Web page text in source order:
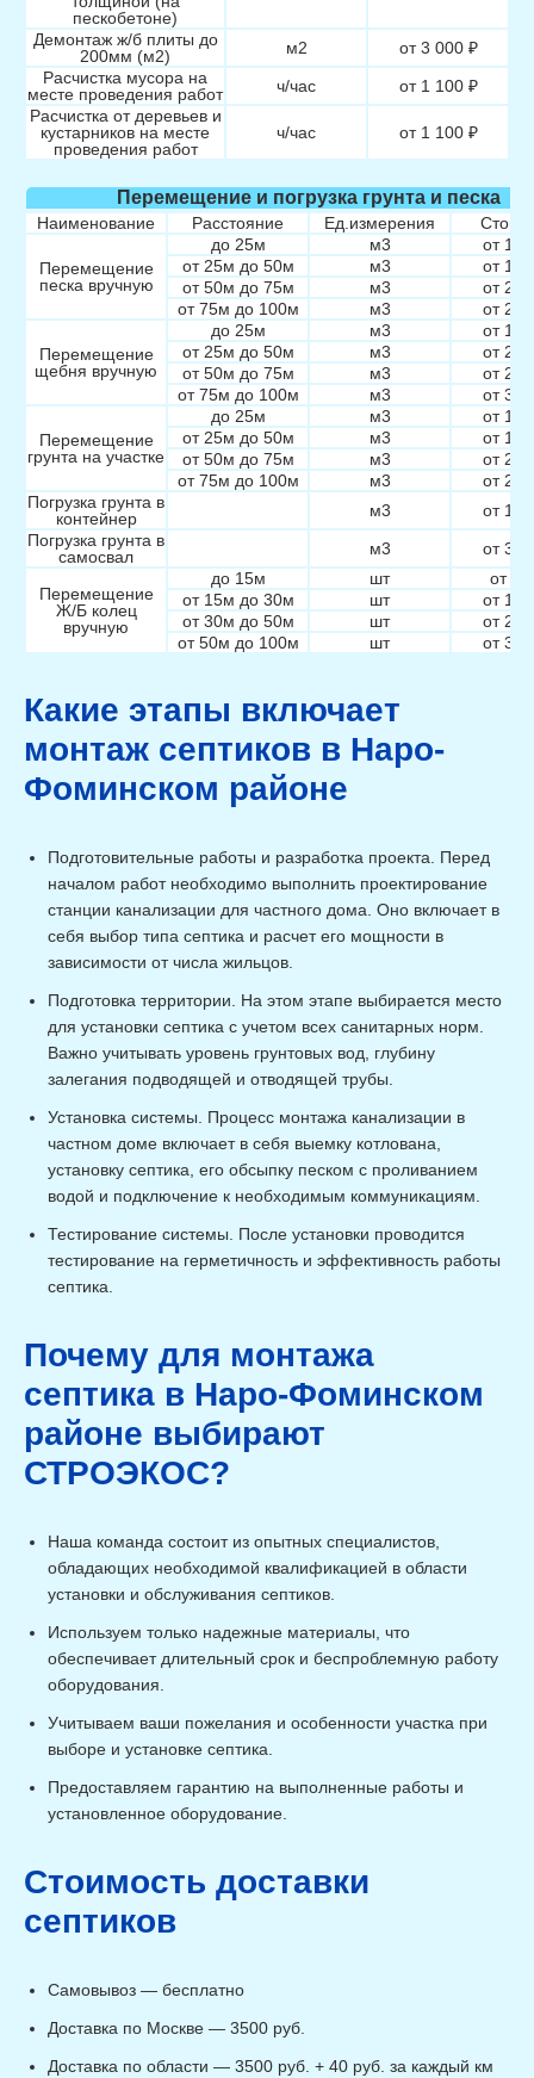
пескобетоне)
Демонтаж ж/б плиты до
200мм (м2)
м2
от 3 000 ₽
Расчистка мусора на
месте проведения работ
ч/час
от 1 100 ₽
Расчистка от деревьев и
кустарников на месте
проведения работ
ч/час от 1 100 ₽
Перемещение и погрузка грунта и песка
Наименование Расстояние Ед.измерения
Перемещение
песка вручную
до 25м м3
от 1
от 25м до 50м
м3
от 1
от 50м до 75м
м3
от 2
от 75м до 100м
м3 от 2
Перемещение
щебня вручную
до 25м м3
от 1
от 25м до 50м
м3
от 2
от 50м до 75м
м3
от 2
от 75м до 100м
м3 от 3
Перемещение
грунта на участке
до 25м м3
от 1
от 25м до 50м
м3
от 1
от 50м до 75м
м3
от 2
от 75м до 100м
м3
от 2
Погрузка грунта в
контейнер
м3
от 1
Погрузка грунта в
самосвал
м3 от 3
Перемещение
Ж/Б колец
вручную
до 15м шт
от
от 15м до 30м
шт
от 1
от 30м до 50м
шт
от 2
от 50м до 100м
шт от 3
Какие этапы включает
монтаж септиков в Наро-
Фоминском районе
Подготовительные работы и разработка проекта. Перед
началом работ необходимо выполнить проектирование
станции канализации для частного дома. Оно включает в
себя выбор типа септика и расчет его мощности в
зависимости от числа жильцов.
Подготовка территории. На этом этапе выбирается место
для установки септика с учетом всех санитарных норм.
Важно учитывать уровень грунтовых вод, глубину
залегания подводящей и отводящей трубы.
Установка системы. Процесс монтажа канализации в
частном доме включает в себя выемку котлована,
установку септика, его обсыпку песком с проливанием
водой и подключение к необходимым коммуникациям.
Тестирование системы. После установки проводится
тестирование на герметичность и эффективность работы
септика.
Почему для монтажа
септика в Наро-Фоминском
районе выбирают
СТРОЭКОС?
Наша команда состоит из опытных специалистов,
обладающих необходимой квалификацией в области
установки и обслуживания септиков.
Используем только надежные материалы, что
обеспечивает длительный срок и беспроблемную работу
оборудования.
Учитываем ваши пожелания и особенности участка при
выборе и установке септика.
Предоставляем гарантию на выполненные работы и
установленное оборудование.
Стоимость доставки
септиков
Самовывоз — бесплатно
Доставка по Москве — 3500 руб.
Доставка по области — 3500 руб. + 40 руб. за каждый км